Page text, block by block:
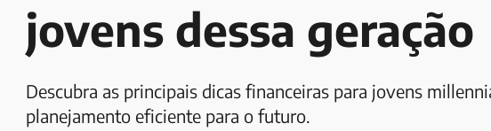
jovens dessa geração
Descubra as principais dicas financeiras para jovens
planejamento eficiente para o futuro.